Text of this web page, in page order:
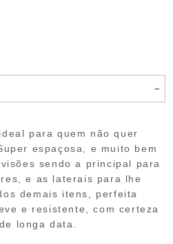
para quem não quer
espaçosa, e muito bem
sendo a principal para
e as laterais para lhe
demais itens, perfeita
e resistente, com certeza
longa data.